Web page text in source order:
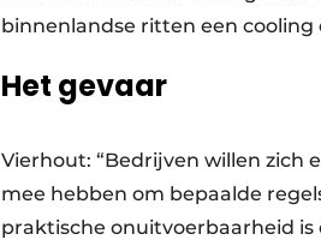
binnenlandse ritten een
Het gevaar
Vierhout: “Bedrijven willen zich
mee hebben om bepaalde
praktische onuitvoerbaarheid is